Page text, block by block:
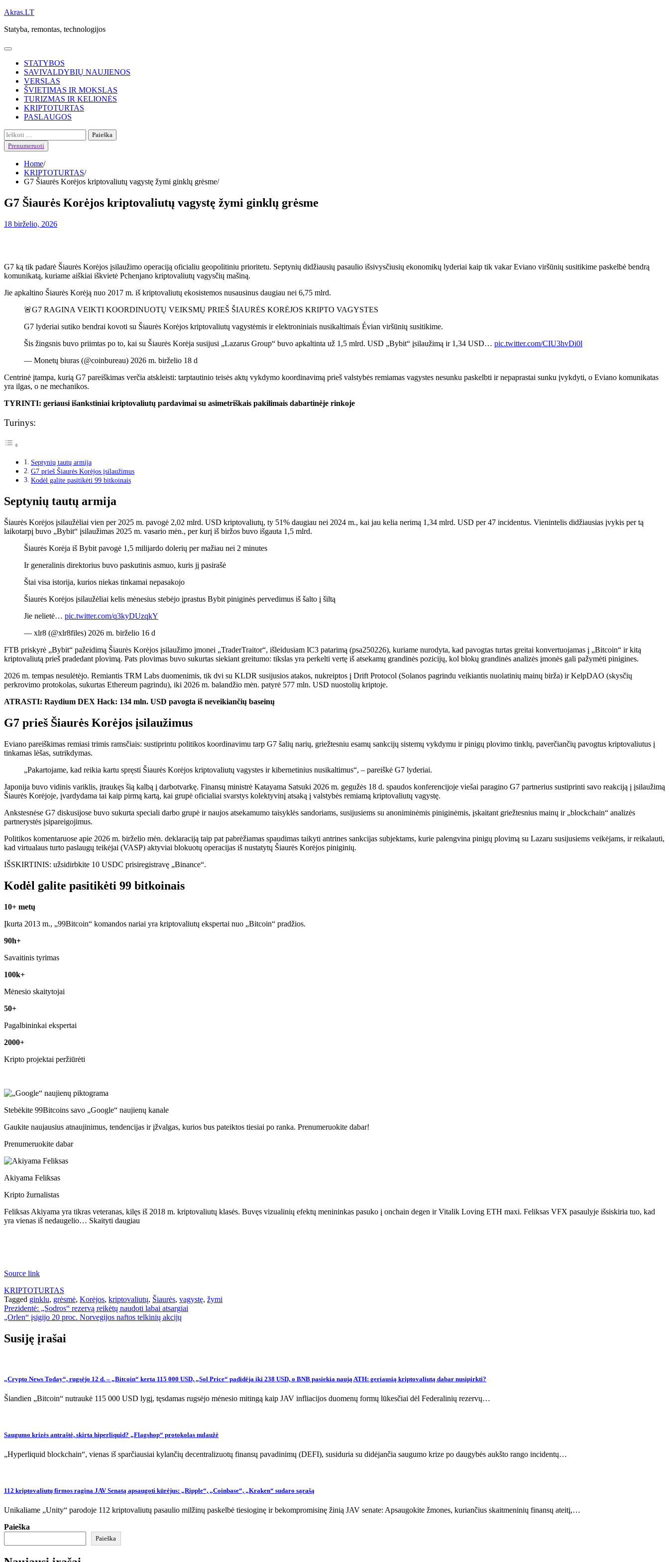
Skip
content
Akras.LT
Statyba, remontas, technologijos
STATYBOS
SAVIVALDYBIŲ NAUJIENOS
VERSLAS
ŠVIETIMAS IR MOKSLAS
TURIZMAS IR KELIONĖS
KRIPTOTURTAS
PASLAUGOS
Ieškoti:
Prenumeruoti
Home
KRIPTOTURTAS
G7 Šiaurės Korėjos kriptovaliutų vagystę žymi ginklų grėsme
G7 Šiaurės Korėjos kriptovaliutų vagystę žymi ginklų grėsme
18 birželio, 2026
G7 ką tik padarė Šiaurės Korėjos įsilaužimo operaciją oficialiu geopolitiniu prioritetu. Septynių didžiausių pasaulio išsivysčiusių ekonomikų lyderiai kaip tik vakar Eviano viršūnių susitikime paskelbė bendrą
komunikatą, kuriame aiškiai iškvietė Pchenjano kriptovaliutų vagysčių mašiną.
Jie apkaltino Šiaurės Korėją nuo 2017 m. iš kriptovaliutų ekosistemos nusausinus daugiau nei 6,75 mlrd.
🚨G7 RAGINA VEIKTI KOORDINUOTŲ VEIKSMŲ PRIEŠ ŠIAURĖS KORĖJOS KRIPTO VAGYSTES
G7 lyderiai sutiko bendrai kovoti su Šiaurės Korėjos kriptovaliutų vagystėmis ir elektroniniais nusikaltimais Évian viršūnių susitikime.
Šis žingsnis buvo priimtas po to, kai su Šiaurės Korėja susijusi „Lazarus Group“ buvo apkaltinta už 1,5 mlrd. USD „Bybit“ įsilaužimą ir 1,34 USD… pic.twitter.com/CIU3hvDi0l
— Monetų biuras (@coinbureau) 2026 m. birželio 18 d
Centrinė įtampa, kurią G7 pareiškimas verčia atskleisti: tarptautinio teisės aktų vykdymo koordinavimą prieš valstybės remiamas vagystes nesunku paskelbti ir nepaprastai sunku įvykdyti, o Eviano komunikatas
yra ilgas, o ne mechanikos.
TYRINTI: geriausi išankstiniai kriptovaliutų pardavimai su asimetriškais pakilimais dabartinėje rinkoje
Turinys:
Septynių tautų armija
G7 prieš Šiaurės Korėjos įsilaužimus
Kodėl galite pasitikėti 99 bitkoinais
Septynių tautų armija
Šiaurės Korėjos įsilaužėliai vien per 2025 m. pavogė 2,02 mlrd. USD kriptovaliutų, ty 51% daugiau nei 2024 m., kai jau kelia nerimą 1,34 mlrd. USD per 47 incidentus. Vienintelis didžiausias įvykis per tą
laikotarpį buvo „Bybit“ įsilaužimas 2025 m. vasario mėn., per kurį iš biržos buvo išgauta 1,5 mlrd.
Šiaurės Korėja iš Bybit pavogė 1,5 milijardo dolerių per mažiau nei 2 minutes
Ir generalinis direktorius buvo paskutinis asmuo, kuris jį pasirašė
Štai visa istorija, kurios niekas tinkamai nepasakojo
Šiaurės Korėjos įsilaužėliai kelis mėnesius stebėjo įprastus Bybit piniginės pervedimus iš šalto į šiltą
Jie nelietė… pic.twitter.com/q3kyDUzqkY
— xlr8 (@xlr8files) 2026 m. birželio 16 d
FTB priskyrė „Bybit“ pažeidimą Šiaurės Korėjos įsilaužimo įmonei „TraderTraitor“, išleidusiam IC3 patarimą (psa250226), kuriame nurodyta, kad pavogtas turtas greitai konvertuojamas į „Bitcoin“ ir kitą
kriptovaliutą prieš pradedant plovimą. Pats plovimas buvo sukurtas siekiant greitumo: tikslas yra perkelti vertę iš atsekamų grandinės pozicijų, kol blokų grandinės analizės įmonės gali pažymėti pinigines.
2026 m. tempas nesulėtėjo. Remiantis TRM Labs duomenimis, tik dvi su KLDR susijusios atakos, nukreiptos į Drift Protocol (Solanos pagrindu veikiantis nuolatinių mainų birža) ir KelpDAO (skysčių
perkrovimo protokolas, sukurtas Ethereum pagrindu), iki 2026 m. balandžio mėn. patyrė 577 mln. USD nuostolių kriptoje.
ATRASTI: Raydium DEX Hack: 134 mln. USD pavogta iš neveikiančių baseinų
G7 prieš Šiaurės Korėjos įsilaužimus
Eviano pareiškimas remiasi trimis ramsčiais: sustiprintu politikos koordinavimu tarp G7 šalių narių, griežtesniu esamų sankcijų sistemų vykdymu ir pinigų plovimo tinklų, paverčiančių pavogtus kriptovaliutus į
tinkamas lėšas, sutrikdymas.
„Pakartojame, kad reikia kartu spręsti Šiaurės Korėjos kriptovaliutų vagystes ir kibernetinius nusikaltimus“, – pareiškė G7 lyderiai.
Japonija buvo vidinis variklis, įtraukęs šią kalbą į darbotvarkę. Finansų ministrė Katayama Satsuki 2026 m. gegužės 18 d. spaudos konferencijoje viešai paragino G7 partnerius sustiprinti savo reakciją į įsilaužimą
Šiaurės Korėjoje, įvardydama tai kaip pirmą kartą, kai grupė oficialiai svarstys kolektyvinį atsaką į valstybės remiamą kriptovaliutų vagystę.
Ankstesnėse G7 diskusijose buvo sukurta speciali darbo grupė ir naujos atsekamumo taisyklės sandoriams, susijusiems su anoniminėmis piniginėmis, įskaitant griežtesnius mainų ir „blockchain“ analizės
partnerystės įsipareigojimus.
Politikos komentaruose apie 2026 m. birželio mėn. deklaraciją taip pat pabrėžiamas spaudimas taikyti antrines sankcijas subjektams, kurie palengvina pinigų plovimą su Lazaru susijusiems veikėjams, ir reikalauti,
kad virtualaus turto paslaugų teikėjai (VASP) aktyviai blokuotų operacijas iš nustatytų Šiaurės Korėjos piniginių.
IŠSKIRTINIS: užsidirbkite 10 USDC prisiregistravę „Binance“.
Kodėl galite pasitikėti 99 bitkoinais
10+ metų
Įkurta 2013 m., „99Bitcoin“ komandos nariai yra kriptovaliutų ekspertai nuo „Bitcoin“ pradžios.
90h+
Savaitinis tyrimas
100k+
Mėnesio skaitytojai
50+
Pagalbininkai ekspertai
2000+
Kripto projektai peržiūrėti
Stebėkite 99Bitcoins savo „Google“ naujienų kanale
Gaukite naujausius atnaujinimus, tendencijas ir įžvalgas, kurios bus pateiktos tiesiai po ranka. Prenumeruokite dabar!
Prenumeruokite dabar
Akiyama Feliksas
Kripto žurnalistas
Feliksas Akiyama yra tikras veteranas, kilęs iš 2018 m. kriptovaliutų klasės. Buvęs vizualinių efektų menininkas pasuko į onchain degen ir Vitalik Loving ETH maxi. Feliksas VFX pasaulyje išsiskiria tuo, kad
yra vienas iš nedaugelio… Skaityti daugiau
Source link
KRIPTOTURTAS
Tagged ginklu, grėsmė, Korėjos, kriptovaliutų, Šiaurės, vagystę, žymi
Navigacija
tarp
įrašų
Prezidentė: „Sodros“ rezervą reikėtų naudoti labai atsargiai
„Orlen“ įsigijo 20 proc. Norvegijos naftos telkinių akcijų
Susiję įrašai
„Crypto News Today“, rugsėjo 12 d. – „Bitcoin“ kerta 115 000 USD, „Sol Price“ padidėja iki 238 USD, o BNB pasiekia naują ATH: geriausią kriptovaliutą dabar nusipirkti?
Šiandien „Bitcoin“ nutraukė 115 000 USD lygį, tęsdamas rugsėjo mėnesio mitingą kaip JAV infliacijos duomenų formų lūkesčiai dėl Federalinių rezervų…
Saugumo krizės antraštė, skirta hiperliquid? „Flagshop“ protokolas nulaužė
„Hyperliquid blockchain“, vienas iš sparčiausiai kylančių decentralizuotų finansų pavadinimų (DEFI), susiduria su didėjančia saugumo krize po daugybės aukšto rango incidentų…
112 kriptovaliutų firmos ragina JAV Senatą apsaugoti kūrėjus: „Ripple“, „Coinbase“, „Kraken“ sudaro sąrašą
Unikaliame „Unity“ parodoje 112 kriptovaliutų pasaulio milžinų paskelbė tiesioginę ir bekompromisinę žinią JAV senate: Apsaugokite žmones, kuriančius skaitmeninių finansų ateitį,…
Paieška
Paieška